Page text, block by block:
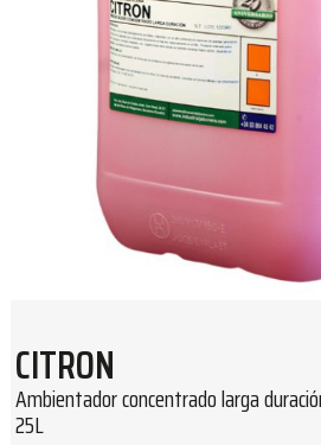
CITRON
Ambientador concentrado larga
25L